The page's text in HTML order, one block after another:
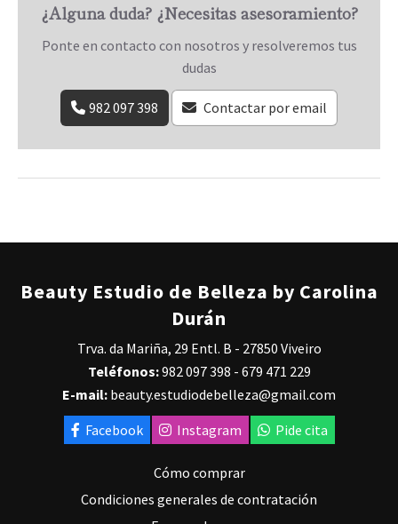
¿Alguna duda? ¿Necesitas asesoramiento?
Ponte en contacto con nosotros y resolveremos tus
dudas
982 097 398 Contactar por email
Beauty Estudio de Belleza by Carolina
Durán
Trva. da Mariña, 29 Entl. B - 27850 Viveiro
Teléfonos:982 097 398 - 679 471 229
E-mail: beauty.estudiodebelleza@gmail.com
Facebook
Instagram Pide cita
Cómo comprar
Condiciones generales de contratación